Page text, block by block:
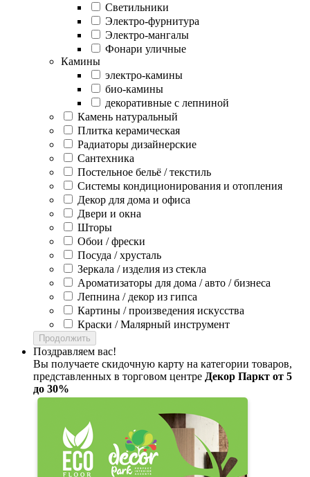
Светильники
Электро-фурнитура
Электро-мангалы
Фонари уличные
Камины
электро-камины
био-камины
декоративные с лепниной
Камень натуральный
Плитка керамическая
Радиаторы дизайнерские
Сантехника
Постельное бельё / текстиль
Системы кондиционирования и отопления
Декор для дома и офиса
Двери и окна
Шторы
Обои / фрески
Посуда / хрусталь
Зеркала / изделия из стекла
Ароматизаторы для дома / авто / бизнеса
Лепнина / декор из гипса
Картины / произведения искусства
Краски / Малярный инструмент
Продолжить
Поздравляем вас!
Вы получаете скидочную карту на категории товаров,
представленных в торговом центре Декор Паркт от 5
до 30%